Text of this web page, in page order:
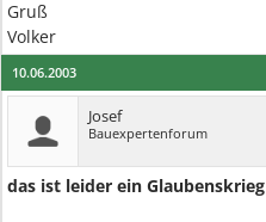
Gruß
Volker
10.06.2003
Josef
Bauexpertenforum
das ist leider ein Glaubenskrieg